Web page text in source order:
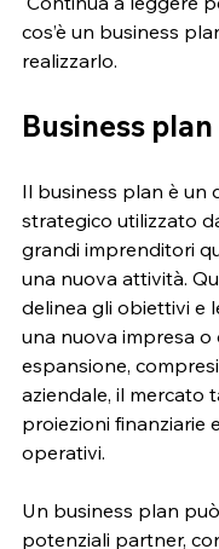
cos’è un business
realizzarlo.
Business plan
Il business plan è un
strategico utilizzato
grandi imprenditori
una nuova attività.
delinea gli obiettivi e
una nuova impresa o
espansione,
aziendale, il mercato
proiezioni finanziarie
operativi.
Un business plan
potenziali partner,